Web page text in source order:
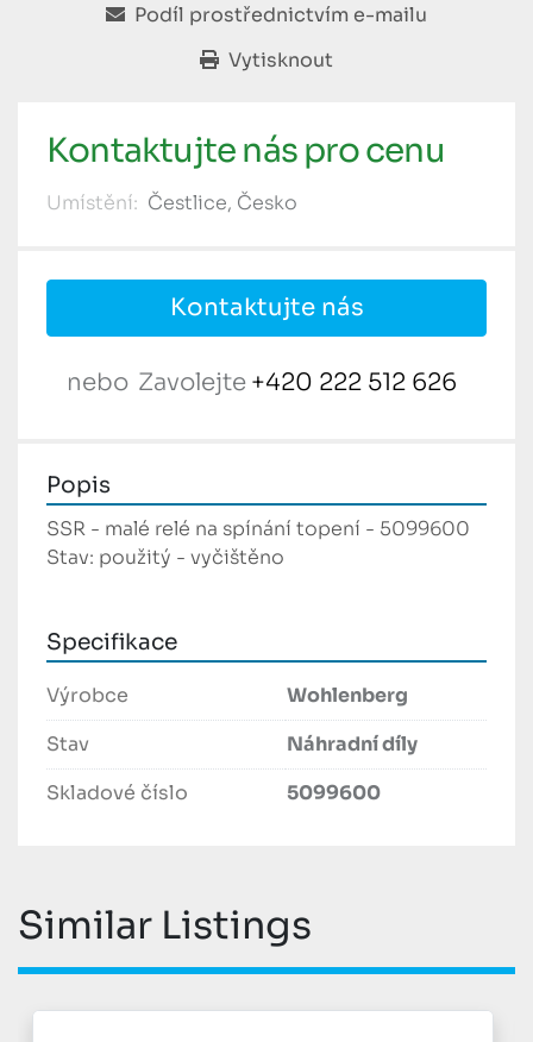
Podíl prostřednictvím e-mailu
Vytisknout
Kontaktujte nás pro cenu
Umístění: Čestlice, Česko
Kontaktujte nás
nebo Zavolejte +420 222 512 626
Popis
SSR - malé relé na spínání topení - 5099600
Stav: použitý - vyčištěno
Specifikace
Výrobce
Wohlenberg
Stav
Náhradní díly
Skladové číslo
5099600
Similar Listings